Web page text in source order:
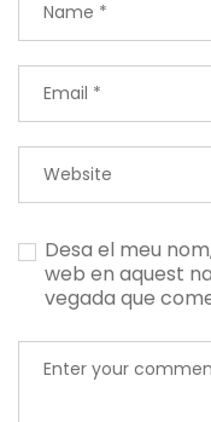
Desa el meu
web en aquest
vegada que